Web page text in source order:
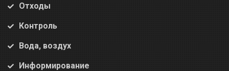
Отходы
Контроль
Вода, воздух
Информирование